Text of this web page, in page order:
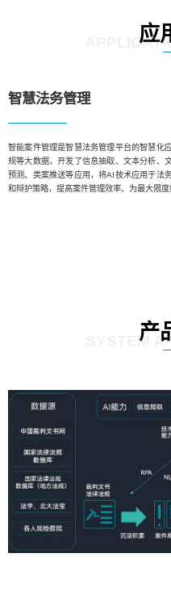
应
智慧法务管理
智能案件管理是智慧法务管理平台的智慧化
规等大数据，开发了信息抽取、文本分析、
预测、类案推送等应用，将AI技术应用于法
和辩护策略，提高案件管理效率、为最大限度
产
SYSTEM